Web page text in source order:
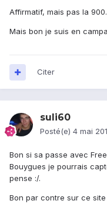
Affirmatif, mais pas la 900.
Mais bon je suis en
Citer
suli60
Posté(e) 4 mai
Bon si sa passe avec
Bouygues je pourrais
pense :/.
Bon par contre sur ce